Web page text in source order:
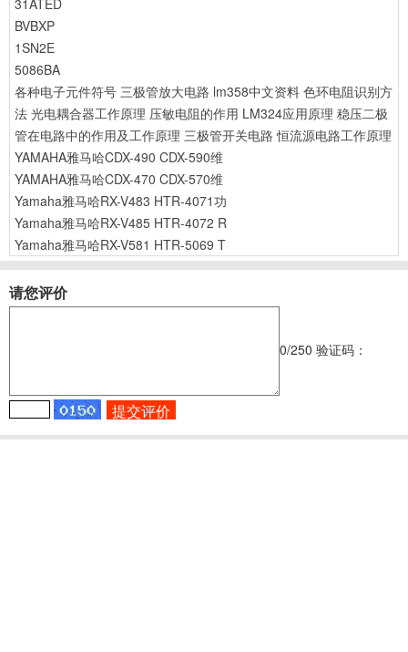
31ATED
BVBXP
1SN2E
5086BA
各种电子元件符号 三极管放大电路 lm358中文资料 色环电阻识别方
法 光电耦合器工作原理 压敏电阻的作用 LM324应用原理 稳压二极
管在电路中的作用及工作原理 三极管开关电路 恒流源电路工作原理
YAMAHA雅马哈CDX-490 CDX-590维
YAMAHA雅马哈CDX-470 CDX-570维
Yamaha雅马哈RX-V483 HTR-4071功
Yamaha雅马哈RX-V485 HTR-4072 R
Yamaha雅马哈RX-V581 HTR-5069 T
请您评价
0/250 验证码：